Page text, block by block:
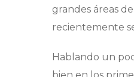
grandes áreas
recientemente
Hablando un